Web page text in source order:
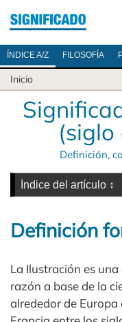
ÍNDICE A/Z FILOSOFÍA
Inicio
(siglo
Definición,
Definición
La Ilustración es
razón a base de la
alrededor de Europa